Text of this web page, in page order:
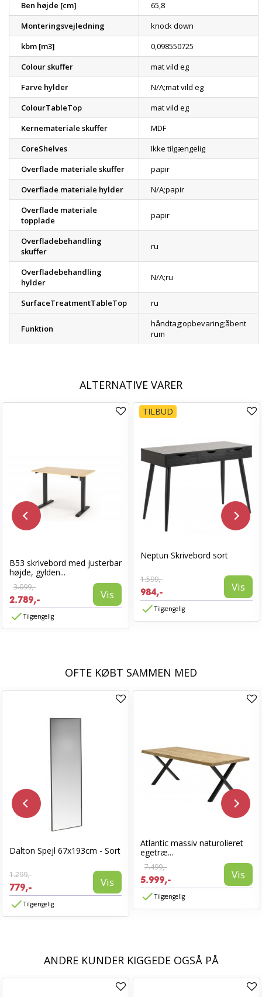
Ben højde [cm]
65,8
Monteringsvejledning
knock down
kbm [m3]
0,098550725
Colour skuffer
mat vild eg
Farve hylder
N/A;mat vild eg
ColourTableTop
mat vild eg
Kernemateriale skuffer
MDF
CoreShelves
Ikke tilgængelig
Overflade materiale skuffer
papir
Overflade materiale hylder
N/A;papir
Overflade materiale
topplade
papir
Overfladebehandling
skuffer
ru
Overfladebehandling
hylder
N/A;ru
SurfaceTreatmentTableTop ru
Funktion
håndtag;opbevaring;åbent
rum
ALTERNATIVE VARER
B53 skrivebord med justerbar
højde, gylden...
3.099,-
2.789,- Vis
Tilgængelig
TILBUD
Neptun Skrivebord sort
1.599,-
984,- Vis
Tilgængelig
OFTE KØBT SAMMEN MED
Dalton Spejl 67x193cm - Sort
1.299,-
779,- Vis
Tilgængelig
Atlantic massiv naturolieret
egetræ...
7.499,-
5.999,- Vis
Tilgængelig
ANDRE KUNDER KIGGEDE OGSÅ PÅ